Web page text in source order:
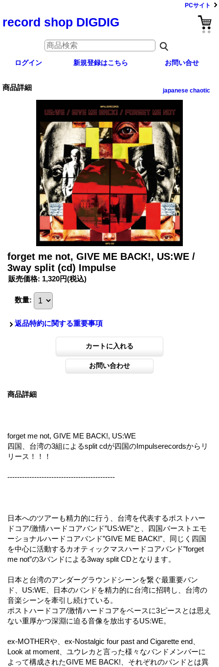
PCサイト
record shop DIGDIG
ログイン 新規登録はこちら お問い合せ
商品詳細 japanese chaotic
forget me not, GIVE ME BACK!, US:WE /
3way split (cd) Impulse
販売価格: 1,320円(税込)
数量:
返品特約に関する重要事項
商品詳細
forget me not, GIVE ME BACK!, US:WE
四国、台湾の3組によるsplit cdが四国のImpulserecordsからリ
リース！！！
--------------------------------------------
日本へのツアーも精力的に行う、台湾を代表するポストハー
ドコア/激情ハードコアバンド”US:WE”と、四国バーストエモ
ーショナルハードコアバンド”GIVE ME BACK!”、同じく四国
を中心に活動するカオティックマスハードコアバンド”forget
me not”の3バンドによる3way split CDとなります。
日本と台湾のアンダーグラウンドシーンを繋ぐ最重要バン
ド、US:WE、日本のバンドを精力的に台湾に招聘し、台湾の
音楽シーンを牽引し続けている。
ポストハードコア/激情ハードコアをベースに3ピースとは思え
ない重厚かつ深淵に迫る音像を放出するUS:WE。
ex-MOTHERや、ex-Nostalgic four past and Cigarette end、
Look at moment、ユウレカと言った様々なバンドメンバーに
よって構成されたGIVE ME BACK!、それぞれのバンドとは異